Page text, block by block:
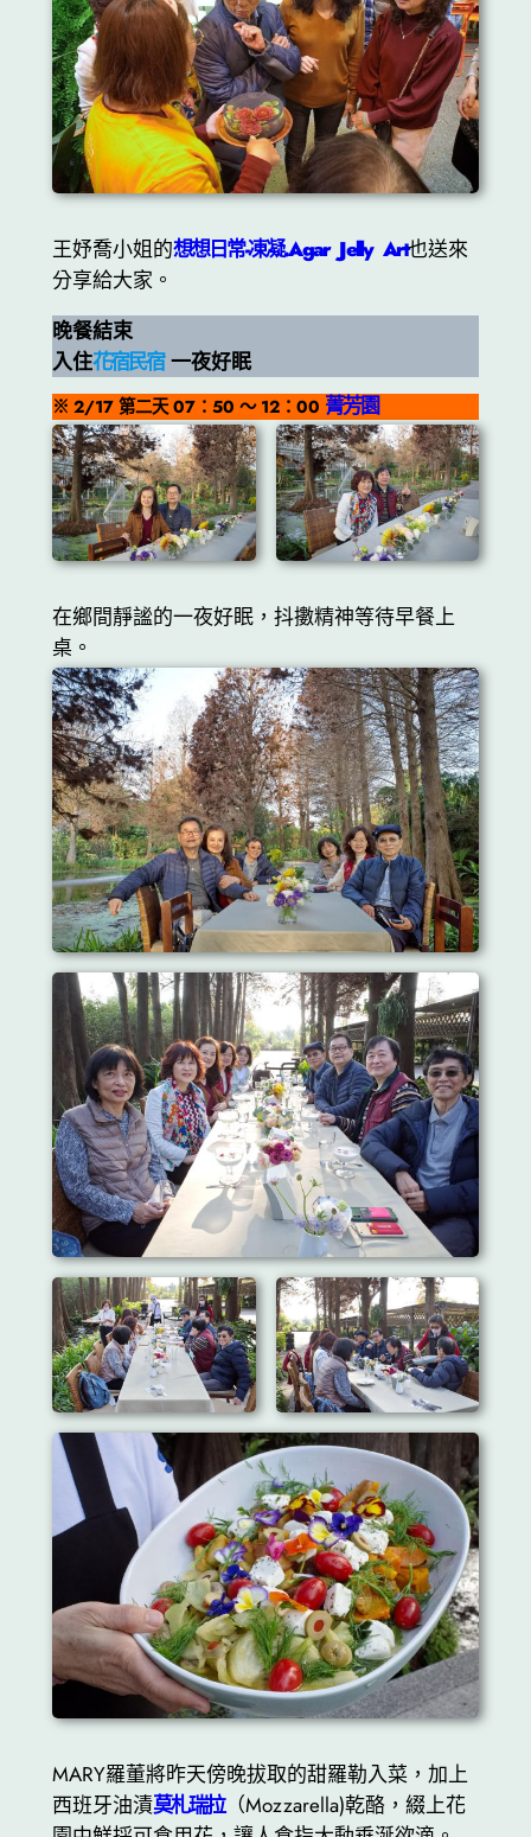
王妤喬小姐的想想日常-凍凝.Agar Jelly Art也送來
分享給大家。
晚餐結束
入住花宿民宿 一夜好眠
※ 2/17 第二天 07：50 ～ 12：00 菁芳園
在鄉間靜謐的一夜好眠，抖擻精神等待早餐上
桌。
MARY羅董將昨天傍晚拔取的甜羅勒入菜，加上
西班牙油漬莫札瑞拉（Mozzarella)乾酪，綴上花